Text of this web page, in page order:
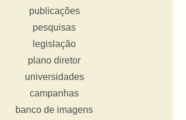
publicações
pesquisas
legislação
plano diretor
universidades
campanhas
banco de imagens